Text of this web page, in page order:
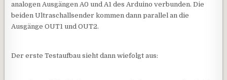
analogen Ausgängen A0 und A1 des Arduino verbunden. Die
beiden Ultraschallsender kommen dann parallel an die
Ausgänge OUT1 und OUT2.
Der erste Testaufbau sieht dann wiefolgt aus: